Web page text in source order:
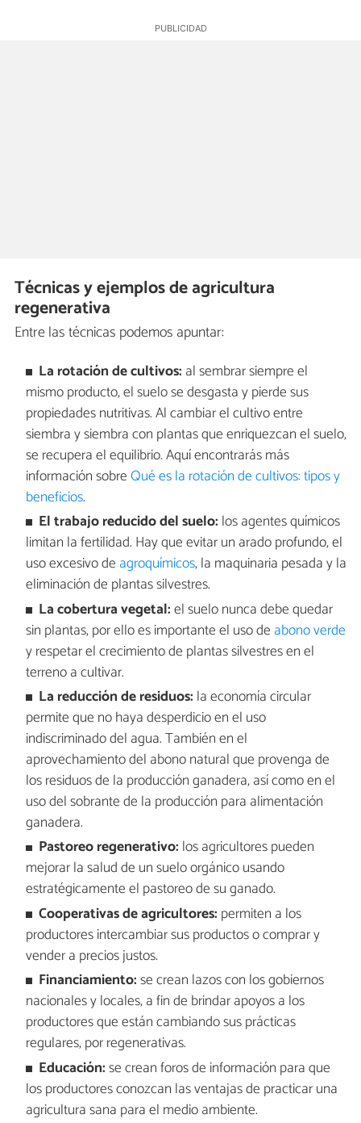
Técnicas y ejemplos de agricultura
regenerativa
Entre las técnicas podemos apuntar:
La rotación de cultivos: al sembrar siempre el
mismo producto, el suelo se desgasta y pierde sus
propiedades nutritivas. Al cambiar el cultivo entre
siembra y siembra con plantas que enriquezcan el suelo,
se recupera el equilibrio. Aquí encontrarás más
información sobreQué es la rotación de cultivos: tipos y
beneficios.
El trabajo reducido del suelo: los agentes químicos
limitan la fertilidad. Hay que evitar un arado profundo, el
uso excesivo de agroquímicos, la maquinaria pesada y la
eliminación de plantas silvestres.
La cobertura vegetal:el suelo nunca debe quedar
sin plantas, por ello es importante el uso de abono verde
y respetar el crecimiento de plantas silvestres en el
terreno a cultivar.
La reducción de residuos: la economía circular
permite que no haya desperdicio en el uso
indiscriminado del agua. También en el
aprovechamiento del abono natural que provenga de
los residuos de la producción ganadera, así como en el
uso del sobrante de la producción para alimentación
ganadera.
Pastoreo regenerativo: los agricultores pueden
mejorar la salud de un suelo orgánico usando
estratégicamente el pastoreo de su ganado.
Cooperativas de agricultores: permiten a los
productores intercambiar sus productos o comprar y
vender a precios justos.
Financiamiento:se crean lazos con los gobiernos
nacionales y locales, a fin de brindar apoyos a los
productores que están cambiando sus prácticas
regulares, por regenerativas.
Educación:se crean foros de información para que
los productores conozcan las ventajas de practicar una
agricultura sana para el medio ambiente.